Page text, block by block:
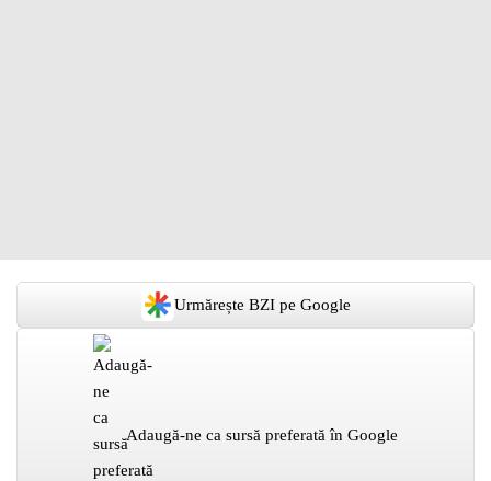
Urmărește BZI pe Google
Adaugă-ne ca sursă preferată în Google